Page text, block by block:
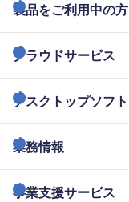
製品をご利用中の方
クラウドサービス
デスクトップソフト
業務情報
事業支援サービス